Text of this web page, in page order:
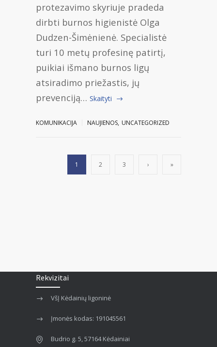
protezavimo skyriuje pradeda
dirbti burnos higienistė Olga
Dudzen-Šimėnienė. Specialistė
turi 10 metų profesinę patirtį,
puikiai išmano burnos ligų
atsiradimo priežastis, jų
prevenciją… Skaityti
KOMUNIKACIJA NAUJIENOS, UNCATEGORIZED
1 2 3 › »
Rekvizitai
VšĮ Kėdainių ligoninė
Įmonės kodas: 191045561
Budrio g. 5, 57164 Kėdainiai